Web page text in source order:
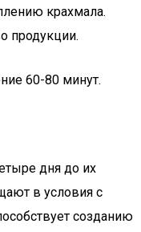
крахмала.
продукции.
60-80 минут.
дня до их
в условия с
созданию